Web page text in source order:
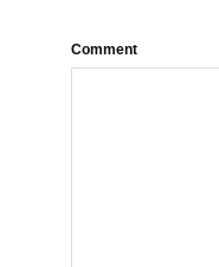
Comment